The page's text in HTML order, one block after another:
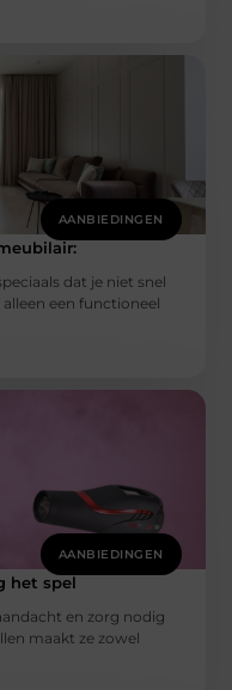
AANBIEDINGEN
dat je niet snel
een functioneel
AANBIEDINGEN
het spel
en zorg nodig
maakt ze zowel